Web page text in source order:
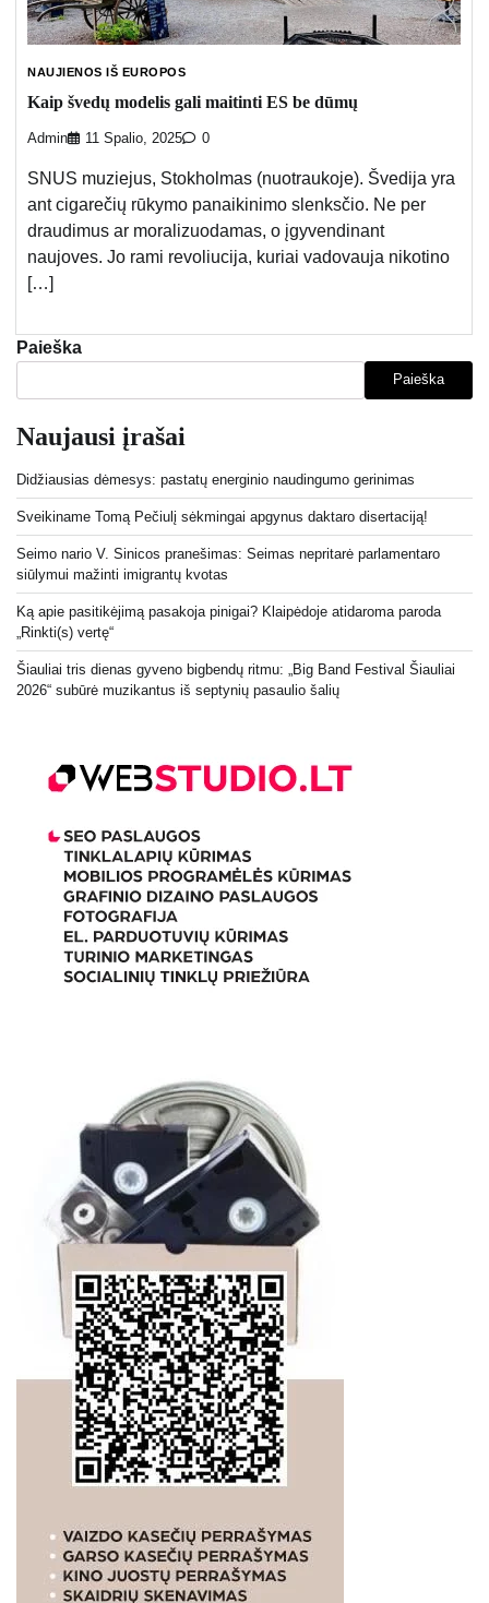
NAUJIENOS IŠ EUROPOS
Kaip švedų modelis gali maitinti ES be dūmų
Admin 11 Spalio, 2025 0
SNUS muziejus, Stokholmas (nuotraukoje). Švedija yra
ant cigarečių rūkymo panaikinimo slenksčio. Ne per
draudimus ar moralizuodamas, o įgyvendinant
naujoves. Jo rami revoliucija, kuriai vadovauja nikotino
[…]
Paieška
Paieška
Naujausi įrašai
Didžiausias dėmesys: pastatų energinio naudingumo gerinimas
Sveikiname Tomą Pečiulį sėkmingai apgynus daktaro disertaciją!
Seimo nario V. Sinicos pranešimas: Seimas nepritarė parlamentaro
siūlymui mažinti imigrantų kvotas
Ką apie pasitikėjimą pasakoja pinigai? Klaipėdoje atidaroma paroda
„Rinkti(s) vertę“
Šiauliai tris dienas gyveno bigbendų ritmu: „Big Band Festival Šiauliai
2026“ subūrė muzikantus iš septynių pasaulio šalių